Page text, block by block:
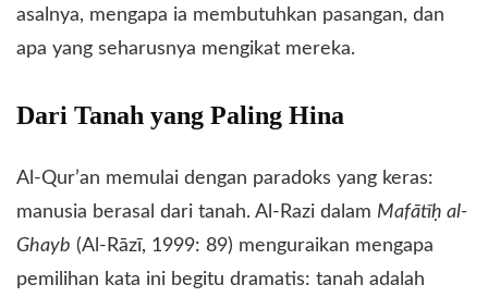
asalnya, mengapa ia membutuhkan pasangan, dan
apa yang seharusnya mengikat mereka.
​Dari Tanah yang Paling Hina
​Al-Qur’an memulai dengan paradoks yang keras:
manusia berasal dari tanah. Al-Razi dalam Mafātīḥ al-
Ghayb (Al-Rāzī, 1999: 89) menguraikan mengapa
pemilihan kata ini begitu dramatis: tanah adalah